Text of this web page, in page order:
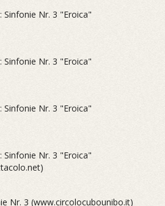
Sinfonie Nr. 3 "Eroica"
Sinfonie Nr. 3 "Eroica"
Sinfonie Nr. 3 "Eroica"
Sinfonie Nr. 3 "Eroica"
Nr. 3 (www.circolocubounibo.it)